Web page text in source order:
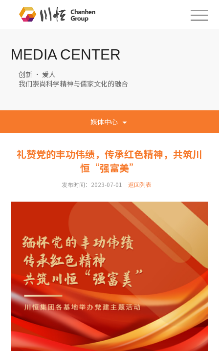
MEDIA CENTER
创新 · 爱人
我们崇尚科学精神与儒家文化的融合
媒体中心
礼赞党的丰功伟绩，传承红色精神，共筑川
恒“强富美”
发布时间：2023-07-01 返回列表